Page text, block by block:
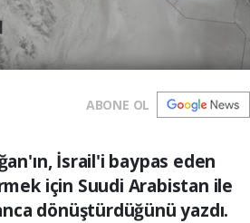
ABONE OL
İsrail'i baypas eden
için Suudi Arabistan ile
dönüştürdüğünü yazdı.